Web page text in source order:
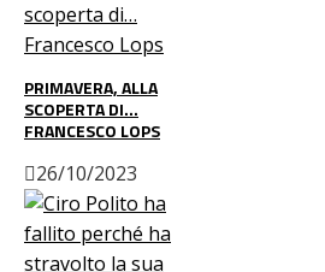
PRIMAVERA, ALLA
SCOPERTA DI…
FRANCESCO LOPS
26/10/2023